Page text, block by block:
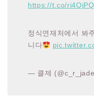
https://t.co/
정식연재처에서 봐
니다
— 클제